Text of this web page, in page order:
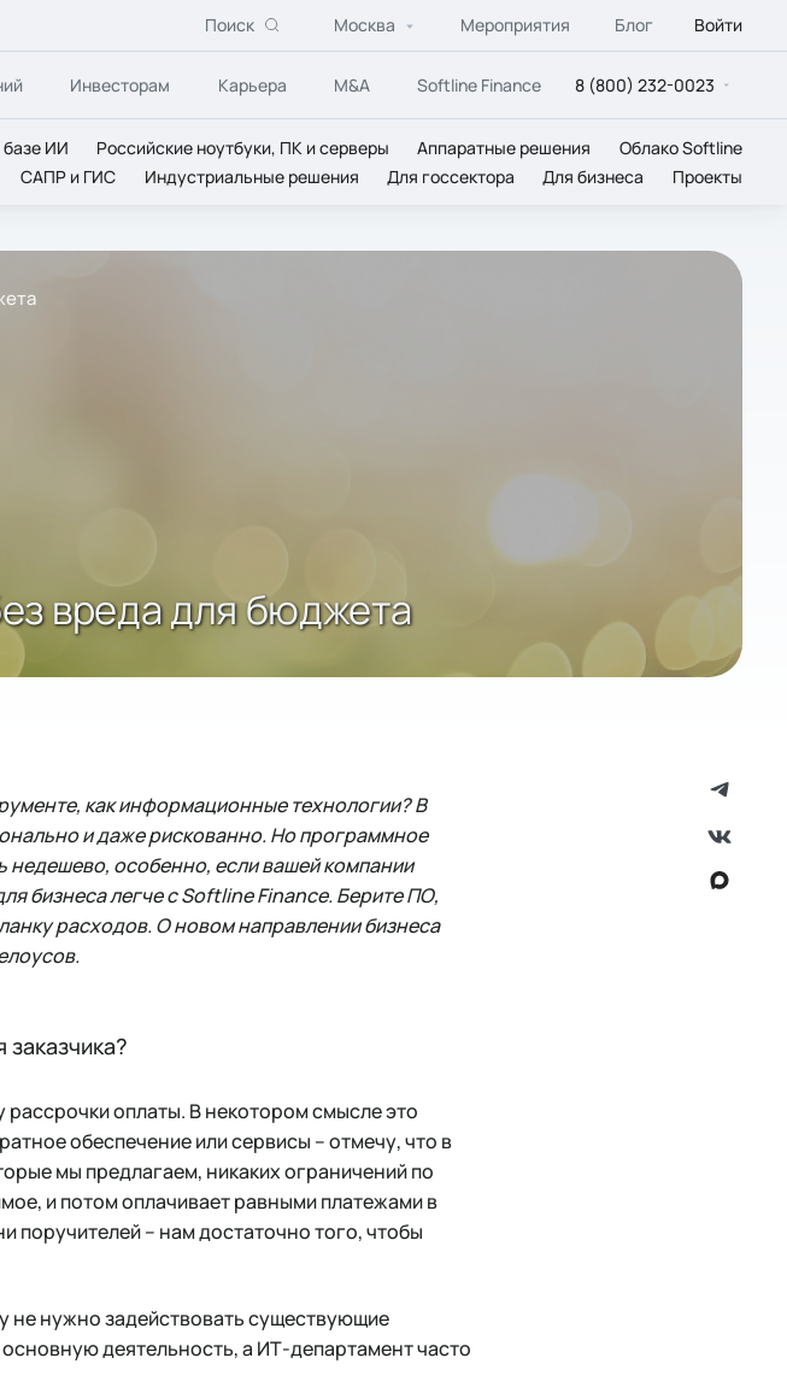
Поиск Москва Мероприятия Блог Войти
Инвесторам Карьера M&A Softline Finance 8 (800) 232-0023
ИИ Российские ноутбуки, ПК и серверы Аппаратные решения
Облако Softline
САПР и ГИС
Индустриальные решения Для госсектора Для бизнеса Проекты
вреда для бюджета
как информационные технологии? В
и даже рискованно. Но программное
недешево, особенно, если вашей компании
бизнеса легче с Softline Finance. Берите ПО,
расходов. О новом направлении бизнеса
заказчика?
рассрочки оплаты. В некотором смысле это
обеспечение или сервисы – отмечу, что в
мы предлагаем, никаких ограничений по
и потом оплачивает равными платежами в
поручителей – нам достаточно того, чтобы
не нужно задействовать существующие
деятельность, а ИТ-департамент часто